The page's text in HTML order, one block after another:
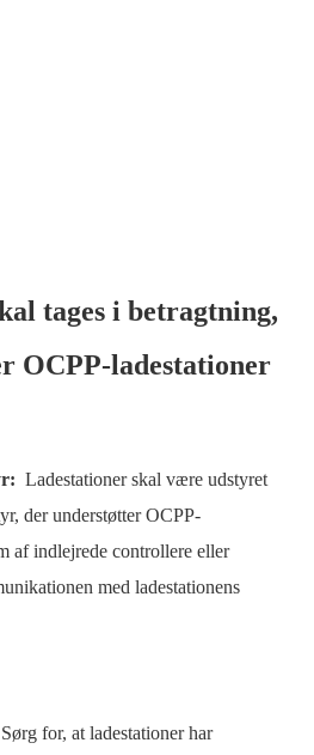
русский
יידיש
தமிழ்
తెలుగు
മലയാളം
tages i betragtning,
OCPP-ladestationer
Ladestationer skal være udstyret
der understøtter OCPP-
af indlejrede controllere eller
med ladestationens
Sørg for, at ladestationer har